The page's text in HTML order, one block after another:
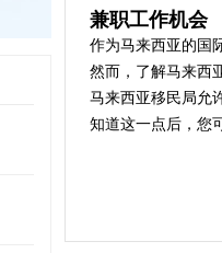
兼职工作机会
作为马来西亚的国
然而，了解马来西
马来西亚移民局允
知道这一点后，您